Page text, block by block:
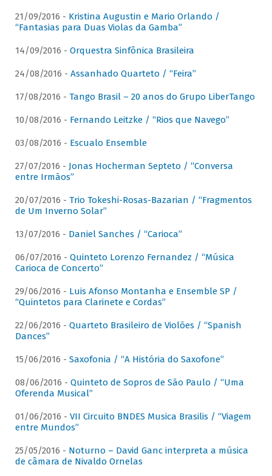
21/09/2016 - Kristina Augustin e Mario Orlando /
“Fantasias para Duas Violas da Gamba”
14/09/2016 - Orquestra Sinfônica Brasileira
24/08/2016 - Assanhado Quarteto / “Feira”
17/08/2016 - Tango Brasil – 20 anos do Grupo LiberTango
10/08/2016 - Fernando Leitzke / “Rios que Navego”
03/08/2016 - Escualo Ensemble
27/07/2016 - Jonas Hocherman Septeto / “Conversa
entre Irmãos”
20/07/2016 - Trio Tokeshi-Rosas-Bazarian / “Fragmentos
de Um Inverno Solar”
13/07/2016 - Daniel Sanches / “Carioca”
06/07/2016 - Quinteto Lorenzo Fernandez / “Música
Carioca de Concerto”
29/06/2016 - Luis Afonso Montanha e Ensemble SP /
“Quintetos para Clarinete e Cordas”
22/06/2016 - Quarteto Brasileiro de Violões / “Spanish
Dances”
15/06/2016 - Saxofonia / “A História do Saxofone”
08/06/2016 - Quinteto de Sopros de São Paulo / “Uma
Oferenda Musical”
01/06/2016 - VII Circuito BNDES Musica Brasilis / “Viagem
entre Mundos”
25/05/2016 - Noturno – David Ganc interpreta a música
de câmara de Nivaldo Ornelas